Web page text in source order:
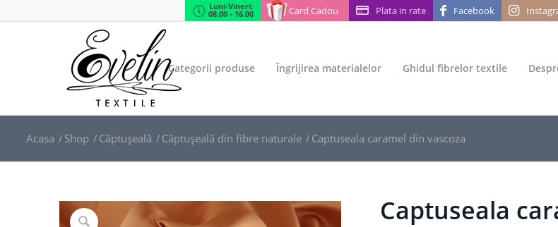
Card Cadou Plata in rate Facebook
Luni-Vineri:
08.00 - 16.00
Categorii produse Îngrijirea materialelor Ghidul fibrelor textile
Acasa / Shop / Căptușeală / Căptușeală din fibre naturale / Captuseala caramel din vascoza
Captuseala